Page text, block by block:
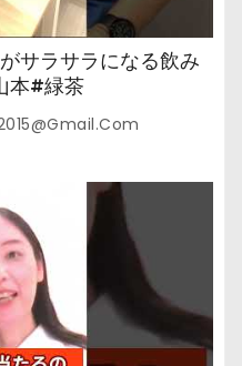
サラサラになる飲み
本#緑茶